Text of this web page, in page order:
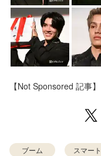
【Not Sponsored 記事】
ブーム スマート